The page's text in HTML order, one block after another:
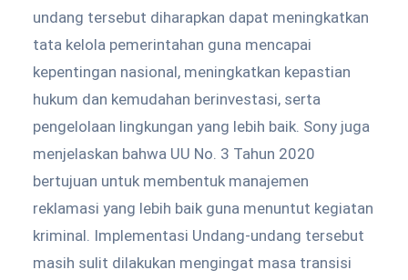
undang tersebut diharapkan dapat meningkatkan
tata kelola pemerintahan guna mencapai
kepentingan nasional, meningkatkan kepastian
hukum dan kemudahan berinvestasi, serta
pengelolaan lingkungan yang lebih baik. Sony juga
menjelaskan bahwa UU No. 3 Tahun 2020
bertujuan untuk membentuk manajemen
reklamasi yang lebih baik guna menuntut kegiatan
kriminal. Implementasi Undang-undang tersebut
masih sulit dilakukan mengingat masa transisi